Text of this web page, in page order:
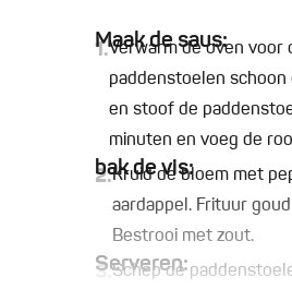
Maak de saus:
1.Verwarm de oven voor
paddenstoelen
en stoof de
minuten en voeg de
bak de vis:
2.Kruid de bloem met
aardappel. Frituur
Bestrooi met zout.
Serveren:
3.Schep de